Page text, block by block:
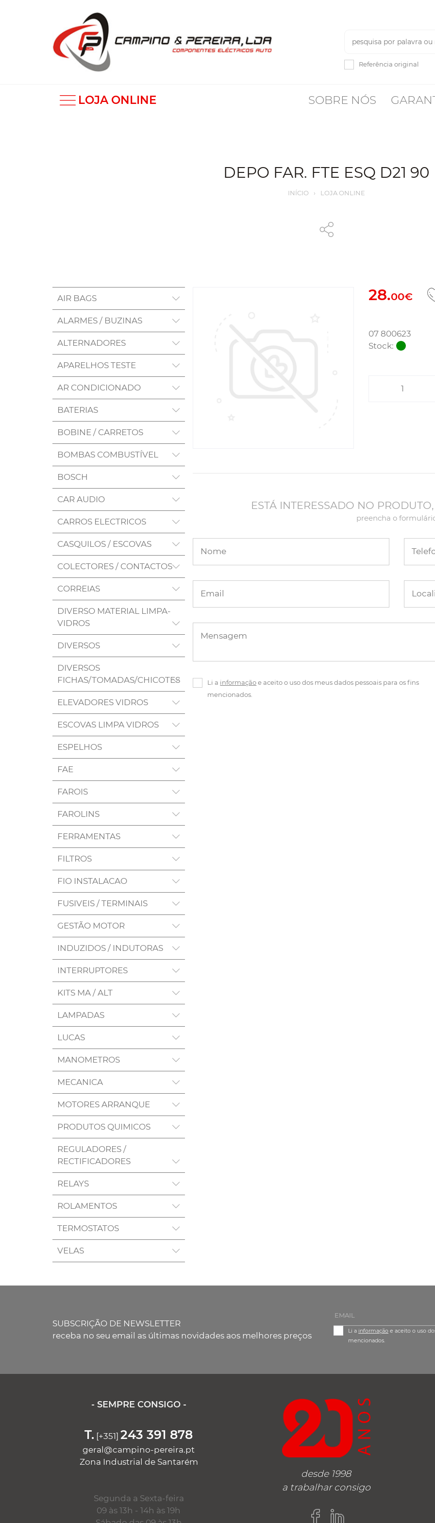
Referência original
LOJA ONLINE SOBRE NÓS
DEPO FAR. FTE ESQ D21 90
INÍCIO › LOJA ONLINE
AIR BAGS
ALARMES / BUZINAS
ALTERNADORES
APARELHOS TESTE
AR CONDICIONADO
BATERIAS
BOBINE / CARRETOS
BOMBAS COMBUSTÍVEL
BOSCH
CAR AUDIO
CARROS ELECTRICOS
CASQUILOS / ESCOVAS
COLECTORES / CONTACTOS
CORREIAS
DIVERSO MATERIAL LIMPA-
VIDROS
DIVERSOS
DIVERSOS
FICHAS/TOMADAS/CHICOTES
ELEVADORES VIDROS
ESCOVAS LIMPA VIDROS
ESPELHOS
FAE
FAROIS
FAROLINS
FERRAMENTAS
FILTROS
FIO INSTALACAO
FUSIVEIS / TERMINAIS
GESTÃO MOTOR
INDUZIDOS / INDUTORAS
INTERRUPTORES
KITS MA / ALT
LAMPADAS
LUCAS
MANOMETROS
MECANICA
MOTORES ARRANQUE
PRODUTOS QUIMICOS
REGULADORES /
RECTIFICADORES
RELAYS
ROLAMENTOS
TERMOSTATOS
VELAS
28.00€
07 800623
Stock:
ESTÁ INTERESSADO NO
preencha o
Nome
Email
Mensagem
Li a informaçãoe aceito o uso dos meus dados pessoais para os fins
mencionados.
SUBSCRIÇÃO DE NEWSLETTER
receba no seu email as últimas novidades aos melhores preços
Li a informação e aceito o uso
mencionados.
- SEMPRE CONSIGO -
T. [+351]243 391 878
geral@campino-pereira.pt
Zona Industrial de Santarém
Segunda a Sexta-feira
09 às 13h - 14h às 19h
desde 1998
a trabalhar consigo